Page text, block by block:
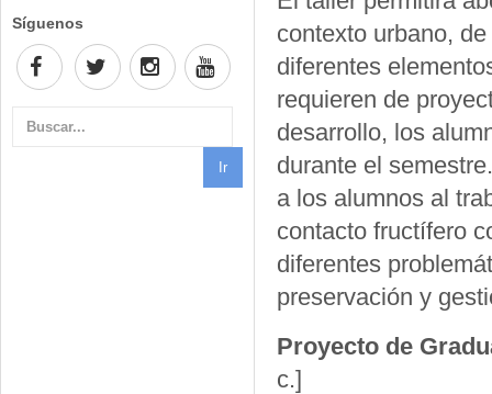
Síguenos
contexto urbano,
diferentes
requieren de
desarrollo, los
durante el
a los alumnos al
contacto fructífero
diferentes
preservación y
Proyecto de
c.]